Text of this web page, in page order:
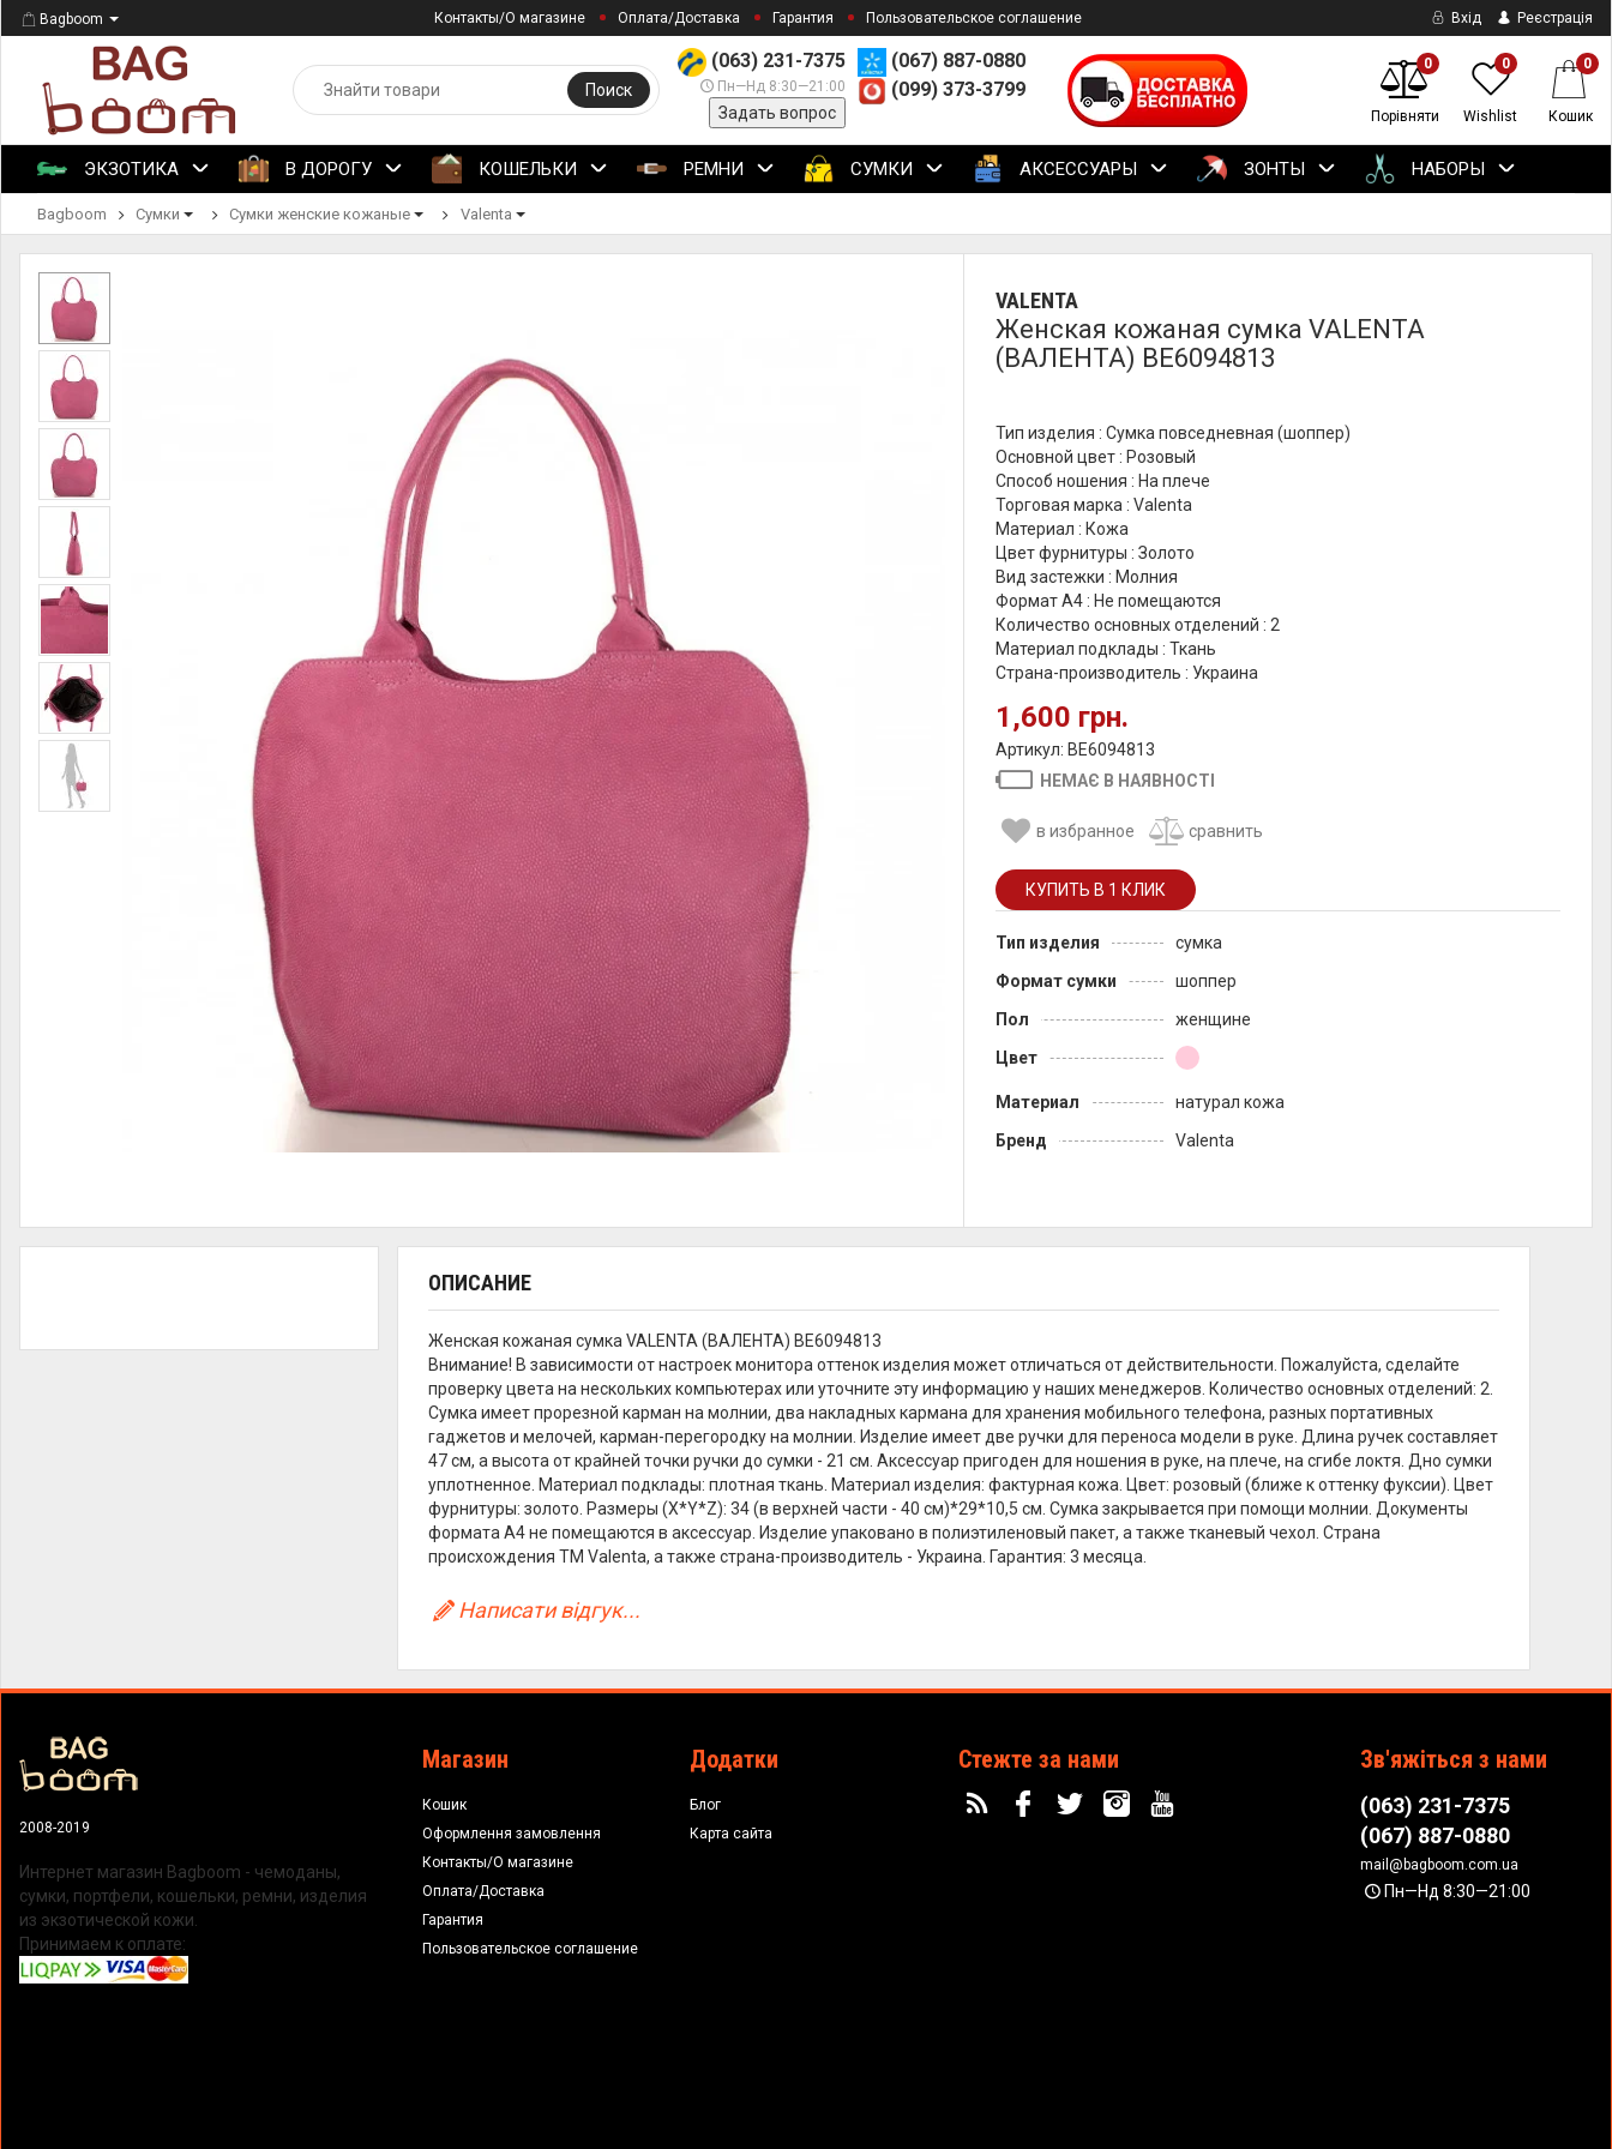
Bagboom Контакты/О магазине Оплата/Доставка Гарантия Пользовательское соглашение Вхід Реєстрація
(063) 231-7375
Пн—Нд 8:30—21:00
Задать вопрос
(067) 887-0880
(099) 373-3799
Поиск
0
Порівняти
0
Wishlist
0
Кошик
ЭКЗОТИКА В ДОРОГУ КОШЕЛЬКИ РЕМНИ СУМКИ АКСЕССУАРЫ ЗОНТЫ НАБОРЫ
Bagboom Сумки Сумки женские кожаные Valenta
VALENTA
Женская кожаная сумка VALENTA
(ВАЛЕНТА) BE6094813
Тип изделия : Сумка повседневная (шоппер)
Основной цвет : Розовый
Способ ношения : На плече
Торговая марка : Valenta
Материал : Кожа
Цвет фурнитуры : Золото
Вид застежки : Молния
Формат А4 : Не помещаются
Количество основных отделений : 2
Материал подклады : Ткань
Страна-производитель : Украина
1,600 грн.
Артикул: BE6094813
НЕМАЄ В НАЯВНОСТІ
в избранное сравнить
Тип изделия
сумка
Формат сумки
шоппер
Пол
женщине
Цвет
Материал
натурал кожа
Бренд
Valenta
ОПИСАНИЕ
Женская кожаная сумка VALENTA (ВАЛЕНТА) BE6094813
Внимание! В зависимости от настроек монитора оттенок изделия может отличаться от действительности. Пожалуйста, сделайте
проверку цвета на нескольких компьютерах или уточните эту информацию у наших менеджеров. Количество основных отделений: 2.
Сумка имеет прорезной карман на молнии, два накладных кармана для хранения мобильного телефона, разных портативных
гаджетов и мелочей, карман-перегородку на молнии. Изделие имеет две ручки для переноса модели в руке. Длина ручек составляет
47 см, а высота от крайней точки ручки до сумки - 21 см. Аксессуар пригоден для ношения в руке, на плече, на сгибе локтя. Дно сумки
уплотненное. Материал подклады: плотная ткань. Материал изделия: фактурная кожа. Цвет: розовый (ближе к оттенку фуксии). Цвет
фурнитуры: золото. Размеры (X*Y*Z): 34 (в верхней части - 40 см)*29*10,5 см. Сумка закрывается при помощи молнии. Документы
формата А4 не помещаются в аксессуар. Изделие упаковано в полиэтиленовый пакет, а также тканевый чехол. Страна
происхождения ТМ Valenta, а также страна-производитель - Украина. Гарантия: 3 месяца.
Написати відгук...
2008-2019
Интернет магазин Bagboom - чемоданы,
сумки, портфели, кошельки, ремни, изделия
из экзотической кожи.
Принимаем к оплате:
Магазин
Кошик
Оформлення замовлення
Контакты/О магазине
Оплата/Доставка
Гарантия
Пользовательское соглашение
Додатки
Блог
Карта сайта
Стежте за нами Зв'яжіться з нами
(063) 231-7375
(067) 887-0880
mail@bagboom.com.ua
Пн—Нд 8:30—21:00